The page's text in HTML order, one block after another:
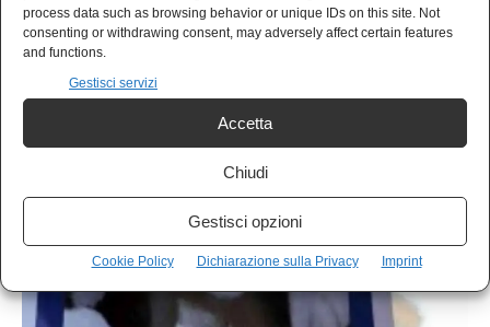
process data such as browsing behavior or unique IDs on this site. Not
consenting or withdrawing consent, may adversely affect certain features
and functions.
Gestisci servizi
Accetta
Chiudi
Gestisci opzioni
Cookie Policy Dichiarazione sulla Privacy Imprint
CINEMA
Vatican Girl – La scomparsa di Emanuela Orlandi nel
buco nero dei misteri italiani
Bianca Fenizia - 25 Ottobre 2022